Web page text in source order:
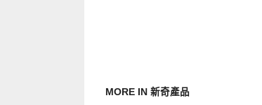
MORE IN 新奇產品